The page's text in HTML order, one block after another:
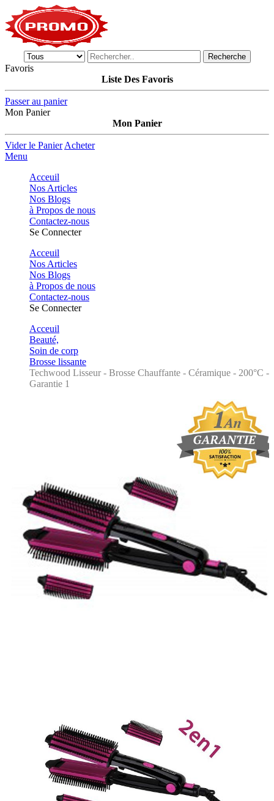
Recherche
Favoris
Liste Des Favoris
Passer au panier
Mon Panier
Mon Panier
Vider le Panier Acheter
Menu
Acceuil
Nos Articles
Nos Blogs
à Propos de nous
Contactez-nous
Se Connecter
Acceuil
Nos Articles
Nos Blogs
à Propos de nous
Contactez-nous
Se Connecter
Acceuil
Beauté,
Soin de corp
Brosse lissante
Techwood Lisseur - Brosse Chauffante - Céramique - 200°C -
Garantie 1